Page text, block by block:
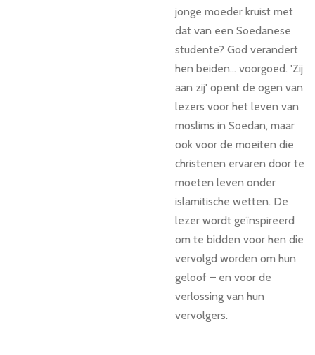
jonge moeder kruist met
dat van een Soedanese
studente? God verandert
hen beiden... voorgoed. 'Zij
aan zij' opent de ogen van
lezers voor het leven van
moslims in Soedan, maar
ook voor de moeiten die
christenen ervaren door te
moeten leven onder
islamitische wetten. De
lezer wordt geïnspireerd
om te bidden voor hen die
vervolgd worden om hun
geloof – en voor de
verlossing van hun
vervolgers.